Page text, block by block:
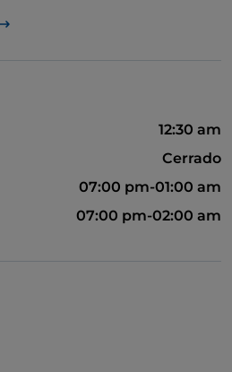
12:30 am
Cerrado
07:00 pm-01:00 am
07:00 pm-02:00 am